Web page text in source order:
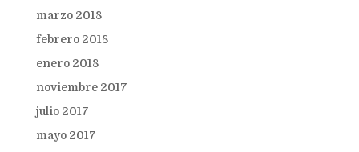
marzo 2018
febrero 2018
enero 2018
noviembre 2017
julio 2017
mayo 2017